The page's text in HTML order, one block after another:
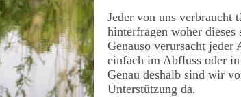
Jeder von uns verbraucht
hinterfragen woher dieses
Genauso verursacht jeder
einfach im Abfluss oder
Genau deshalb sind wir
Unterstützung da.